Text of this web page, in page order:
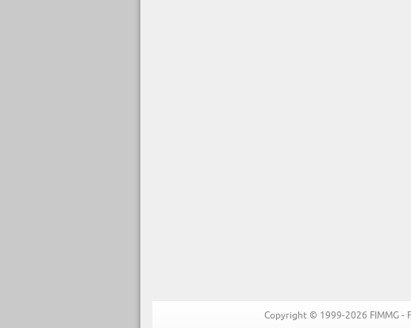
Copyright © 1999-2026 FIMMG -